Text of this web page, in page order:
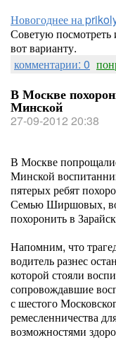
Новогоднее на
Советую
вот варианту.
комментарии: 0
В Москве
Минской
27-09-2012 20:38
В Москве
Минской
пятерых ребят
Семью Ширшовых,
похоронить в
Напомним, что
водитель разнес
которой стояли
сопровождавшие
с шестого
ремесленничества
возможностями